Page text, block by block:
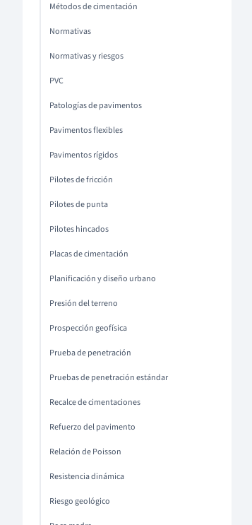
Métodos de cimentación
Normativas
Normativas y riesgos
PVC
Patologías de pavimentos
Pavimentos flexibles
Pavimentos rígidos
Pilotes de fricción
Pilotes de punta
Pilotes hincados
Placas de cimentación
Planificación y diseño urbano
Presión del terreno
Prospección geofísica
Prueba de penetración
Pruebas de penetración estándar
Recalce de cimentaciones
Refuerzo del pavimento
Relación de Poisson
Resistencia dinámica
Riesgo geológico